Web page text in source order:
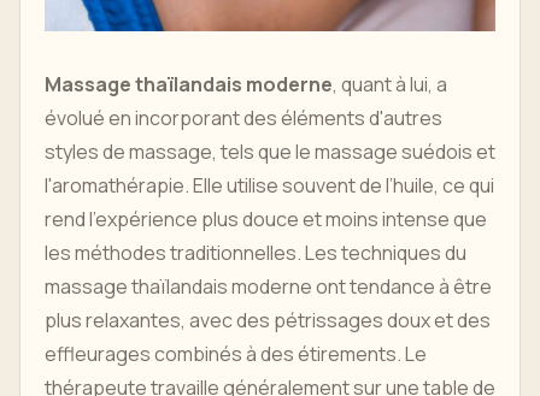
Massage thaïlandais moderne, quant à lui, a
évolué en incorporant des éléments d'autres
styles de massage, tels que le massage suédois et
l'aromathérapie. Elle utilise souvent de l’huile, ce qui
rend l’expérience plus douce et moins intense que
les méthodes traditionnelles. Les techniques du
massage thaïlandais moderne ont tendance à être
plus relaxantes, avec des pétrissages doux et des
effleurages combinés à des étirements. Le
thérapeute travaille généralement sur une table de